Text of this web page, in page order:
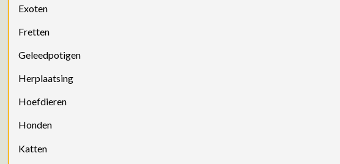
Exoten
Fretten
Geleedpotigen
Herplaatsing
Hoefdieren
Honden
Katten